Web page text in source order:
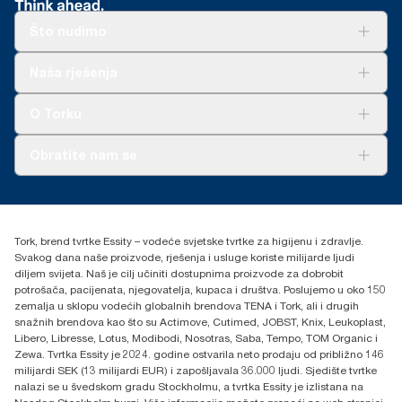
Xpressnap sistema za pult u odnosu na Tork tradicionalni sistem
kombinaciji s opasnim tvarima ili tvarima koje se ne mogu
usklađeno putem Jamstava o porijeklu, za naše radove u izradi
upotrebe.
+385 913 900 004
H-1021 Budapest
Budakeszi út 51.
Tork, brend tvrtke Essity – vodeće svjetske tvrtke za higijenu i zdravlje.
Svakog dana naše proizvode, rješenja i usluge koriste milijarde ljudi
diljem svijeta. Naš je cilj učiniti dostupnima proizvode za dobrobit
potrošača, pacijenata, njegovatelja, kupaca i društva. Poslujemo u oko 150
zemalja u sklopu vodećih globalnih brendova TENA i Tork, ali i drugih
snažnih brendova kao što su Actimove, Cutimed, JOBST, Knix, Leukoplast,
Libero, Libresse, Lotus, Modibodi, Nosotras, Saba, Tempo, TOM Organic i
Zewa. Tvrtka Essity je 2024. godine ostvarila neto prodaju od približno 146
milijardi SEK (13 milijardi EUR) i zapošljavala 36.000 ljudi. Sjedište tvrtke
nalazi se u švedskom gradu Stockholmu, a tvrtka Essity je izlistana na